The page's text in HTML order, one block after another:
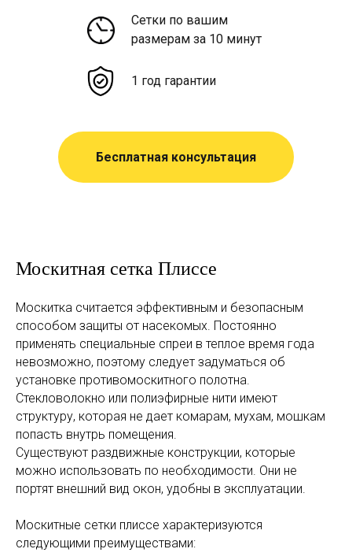
Сетки по вашим
размерам за 10 минут
1 год гарантии
Бесплатная консультация
Москитная сетка Плиссе
Москитка считается эффективным и безопасным
способом защиты от насекомых. Постоянно
применять специальные спреи в теплое время года
невозможно, поэтому следует задуматься об
установке противомоскитного полотна.
Стекловолокно или полиэфирные нити имеют
структуру, которая не дает комарам, мухам, мошкам
попасть внутрь помещения.
Существуют раздвижные конструкции, которые
можно использовать по необходимости. Они не
портят внешний вид окон, удобны в эксплуатации.
Москитные сетки плиссе характеризуются
следующими преимуществами: